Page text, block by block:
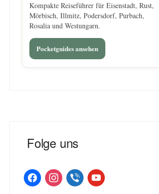
Kompakte Reiseführer für Eisenstadt, Rust,
Mörbisch, Illmitz, Podersdorf, Purbach,
Rosalia und Westungarn.
Pocketguides ansehen
Folge uns
facebookinstagramviber youtube